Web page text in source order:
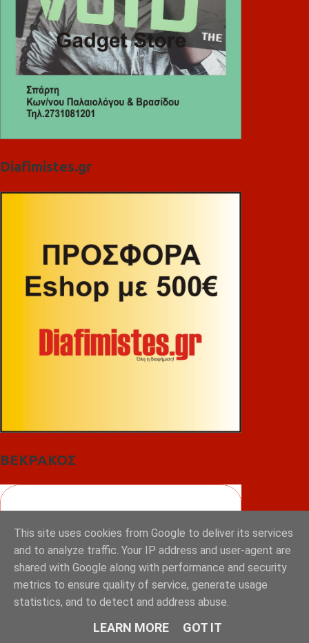
Diafimistes.gr
ΒΕΚΡΑΚΟΣ
This site uses cookies from Google to deliver its services
and to analyze traffic. Your IP address and user-agent are
shared with Google along with performance and security
metrics to ensure quality of service, generate usage
statistics, and to detect and address abuse.
LEARN MORE GOT IT